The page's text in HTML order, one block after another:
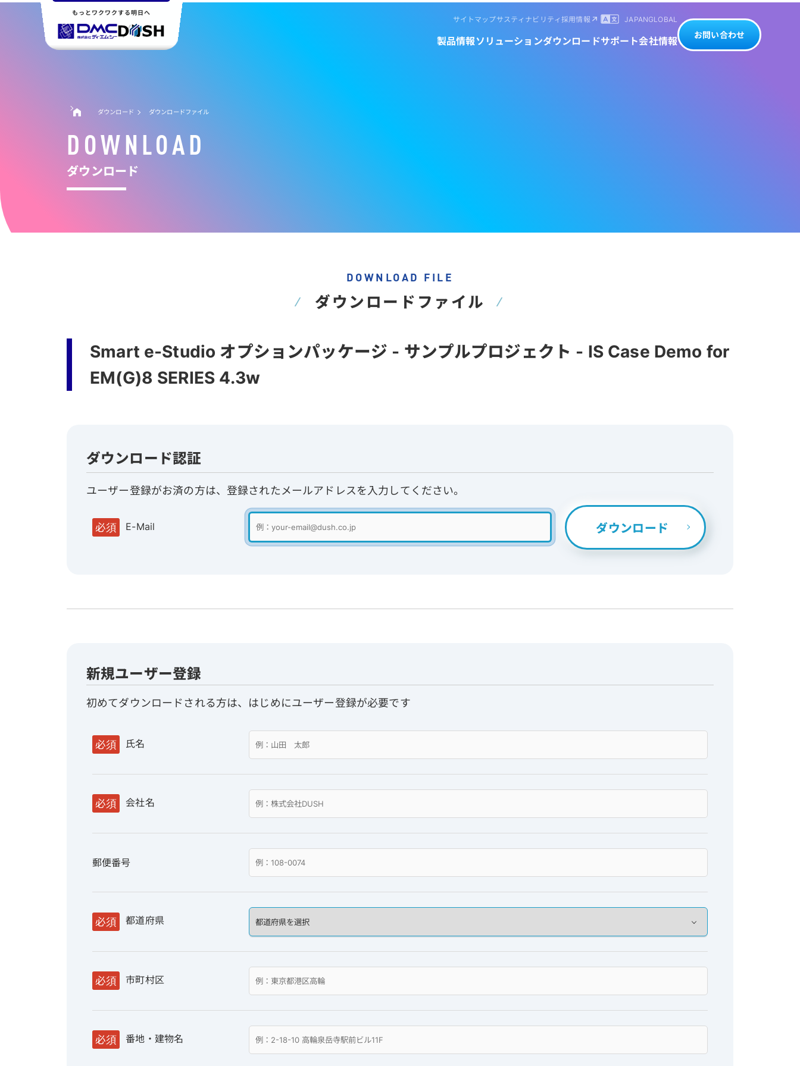
もっとワクワクする明日へ
サイトマップサスティナビリティ採用情報 JAPANGLOBAL
製品情報ソリューションダウンロードサポート会社情報
お問い合わせ
ダウンロード ダウンロードファイル
DOWNLOAD
ダウンロード
DOWNLOAD FILE
ダウンロードファイル
Smart e-Studio オプションパッケージ - サンプルプロジェクト - IS Case Demo for
EM(G)8 SERIES 4.3w
ダウンロード認証
ユーザー登録がお済の方は、登録されたメールアドレスを入力してください。
必須 E-Mail ダウンロード
新規ユーザー登録
初めてダウンロードされる方は、はじめにユーザー登録が必要です
必須 氏名
必須 会社名
郵便番号
必須 都道府県
必須 市町村区
必須 番地・建物名